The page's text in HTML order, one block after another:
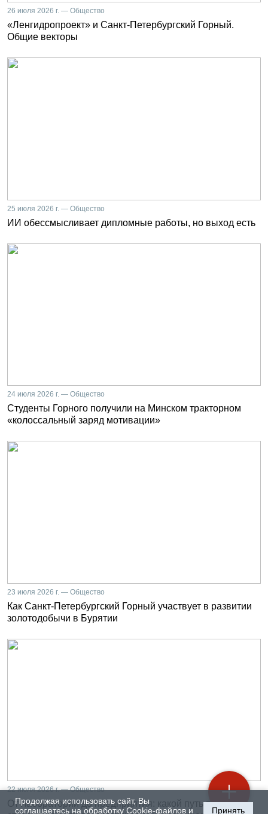
Продолжая использовать сайт, Вы
соглашаетесь на обработку Cookie-файлов и
Принять
26 июля 2026 г. — Общество
«Ленгидропроект» и Санкт-Петербургский Горный.
Общие векторы
25 июля 2026 г. — Общество
ИИ обессмысливает дипломные работы, но выход есть
24 июля 2026 г. — Общество
Студенты Горного получили на Минском тракторном
«колоссальный заряд мотивации»
23 июля 2026 г. — Общество
Как Санкт-Петербургский Горный участвует в развитии
золотодобычи в Бурятии
22 июля 2026 г. — Общество
От лаборатории до предприятия: какой путь проходят